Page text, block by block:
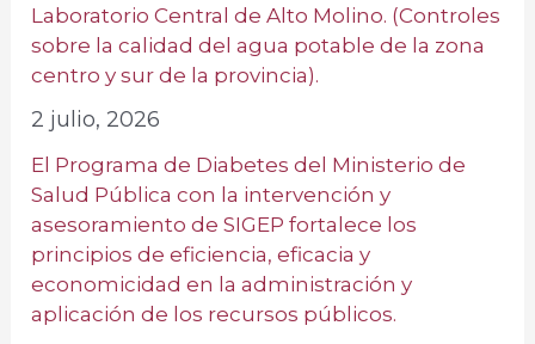
Laboratorio Central de Alto Molino. (Controles
sobre la calidad del agua potable de la zona
centro y sur de la provincia).
2 julio, 2026
El Programa de Diabetes del Ministerio de
Salud Pública con la intervención y
asesoramiento de SIGEP fortalece los
principios de eficiencia, eficacia y
economicidad en la administración y
aplicación de los recursos públicos.